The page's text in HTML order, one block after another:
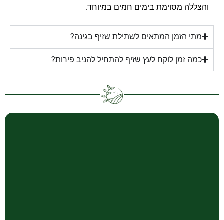
והצללה מסוימת בימים חמים במיוחד.
מתי הזמן המתאים לשתילת שזיף בגינה?
כמה זמן לוקח לעץ שזיף להתחיל להניב פירות?